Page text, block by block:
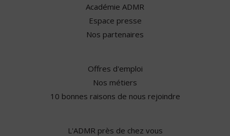
Académie ADMR
Espace presse
Nos partenaires
Offres d'emploi
Nos métiers
10 bonnes raisons de nous rejoindre
L'ADMR près de chez vous